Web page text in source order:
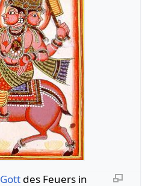
Gottdes Feuers in